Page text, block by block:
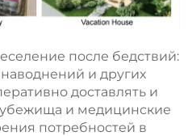
после бедствий:
и других
доставлять и
и медицинские
потребностей в